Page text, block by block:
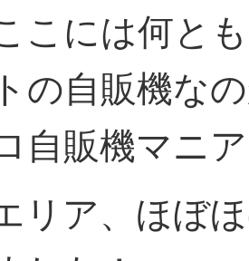
こには何と
の自販機な
自販機マニ
リア、ほぼ